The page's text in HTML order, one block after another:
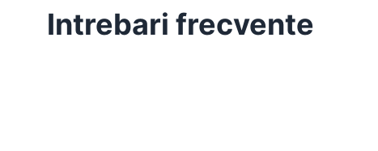
Intrebari frecvente